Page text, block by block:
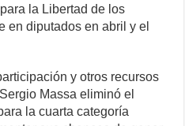
la Libertad de los
en diputados en abril y el
y otros recursos
Massa eliminó el
la cuarta categoría